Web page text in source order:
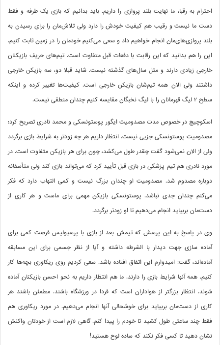
احترام به رقبا، ما نهایت بلند پروازی را داریم. باید بدانیم که بازی یک طرفه و فقط
دست ما نیست و رقیب هم کیفیت خودش را دارد ولی تلاش‌مان را برای رسیدن به
بلند پروازی‌های‌مان انجام خواهیم داد و سعی می‌کنیم خودمان را در زمین ثابت کنیم.
این را هم بدانید که این رقابت با دفعات قبل متفاوت است. تیم‌های حریف بازیکنان
خارجی زیادی دارند و مثل سال‌های گذشته نیست. شاید قبلا دو، سه بازیکن خارجی
داشتند ولی الان همه تیم‌شان بازیکن خارجی است. کیفیت‌ها تغییر کرده و اینکه
سطح 2 لیگ قهرمانان را با لیگ نخبگان مقایسه کنیم چندان منطقی نیست.
اسکوچیچ در خصوص مدت مصدومیت ایگور پوستونسکی و محمد نادری تصریح کرد:
مصدومیت پوستونسکی جزیی نیست. انتظار داریم هر چه زودتر به شرایط بازی برگردد
ولی از الان نمی‌شود گفت چقدر طول می‌کشد، چون برای هر بازیکن متفاوت است. در
مورد نادری هم تیم پزشکی در بازی قبل تأیید کرد که می‌تواند بازی کند ولی متأسفانه
دوباره مصدوم شد. مصدومیت او چندان بزرگ نیست و کمی التهاب دارد که فکر
می‌کنم چندان جدی نباشد. پوستونسکی بازیکن مهمی برای ماست و هر کاری از
دست‌مان بربیاید انجام می‌دهیم تا او زودتر برگردد.
وی در پاسخ به این پرسش که تیمش بعد از بازی با پرسپولیس فرصت کمی برای
آماده سازی جهت دیدار با الشرطه داشته و آیا از نظر جسمی برای این مسابقه
آماده‌اند، گفت: امیدوارم این اتفاق افتاده باشد. سعی کردیم روی ریکاوری بچه‌ها کار
کنیم. همه آنها شرایط بازی را دارند. ما هم انتظار داریم به نحو احسن بازیکنان آماده
شوند. انتظار بزرگتر از هواداران است که فردا در ورزشگاه باشند. مطمئن باشند هر
کاری از دست‌مان بربیاید برای خوشحالی آنها انجام می‌دهیم. در مورد ریکاوری هم
فقط چند ساعتی طول کشید تا خودم را پیدا کنم. گاهی لازم است از خودتان واکنش
نشان دهید تا کسی فکر نکند که ساده لوح هستید!